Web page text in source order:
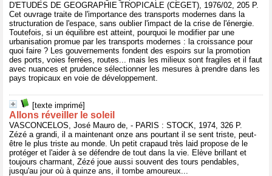
D'ETUDES DE GEOGRAPHIE TROPICALE (CEGET), 1976/02, 205 P.
Cet ouvrage traite de l'importance des transports modernes dans la
structuration de l'espace, sans oublier l'impact de la crise de l'énergie.
Toutefois, si un équilibre est atteint, pourquoi le modifier par une
urbanisation promue par les transports modernes : la croissance pour
quoi faire ? Les gouvernements fondent des espoirs sur la promotion
des ports, voies ferrées, routes... mais les milieux sont fragiles et il faut
avec nuances et prudence sélectionner les mesures à prendre dans les
pays tropicaux en voie de développement.
[texte imprimé]
Allons réveiller le soleil
VASCONCELOS, José Mauro de, - PARIS : STOCK, 1974, 326 P.
Zézé a grandi, il a maintenant onze ans pourtant il se sent triste, peut-
être le plus triste au monde. Un petit crapaud très laid propose de le
protéger et l'aider à se défendre de tout dans la vie. Elève brillant et
toujours charmant, Zézé joue aussi souvent des tours pendables,
jusqu'au jour où à quinze ans, il tombe amoureux...